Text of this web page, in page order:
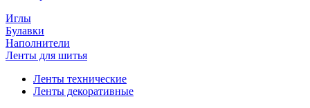
Иглы
Булавки
Наполнители
Ленты для шитья
Ленты технические
Ленты декоративные